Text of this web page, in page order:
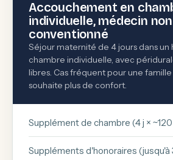
Accouchement en
individuelle, médecin non
conventionné
Séjour maternité de 4 jours dans un
chambre individuelle, avec
libres. Cas fréquent pour une
souhaite plus de confort.
Supplément de chambre (4 j ×
Suppléments d'honoraires (jusqu'à